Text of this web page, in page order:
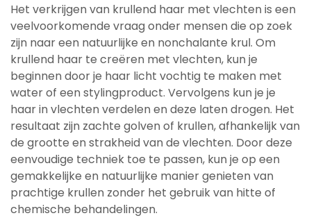
Het verkrijgen van krullend haar met vlechten is een
veelvoorkomende vraag onder mensen die op zoek
zijn naar een natuurlijke en nonchalante krul. Om
krullend haar te creëren met vlechten, kun je
beginnen door je haar licht vochtig te maken met
water of een stylingproduct. Vervolgens kun je je
haar in vlechten verdelen en deze laten drogen. Het
resultaat zijn zachte golven of krullen, afhankelijk van
de grootte en strakheid van de vlechten. Door deze
eenvoudige techniek toe te passen, kun je op een
gemakkelijke en natuurlijke manier genieten van
prachtige krullen zonder het gebruik van hitte of
chemische behandelingen.